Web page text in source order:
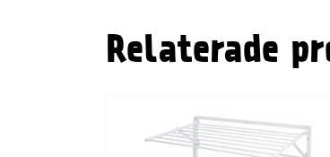
Infällt: 68 x 100 x 4,2 cm
Utfällt: 68 x 100 x 61 cm
4 skruvar i rostfritt stål
4 gummiringar
4 plugg för montering på
Relaterade